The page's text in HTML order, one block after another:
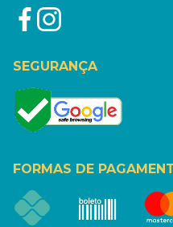
SEGURANÇA
FORMAS DE